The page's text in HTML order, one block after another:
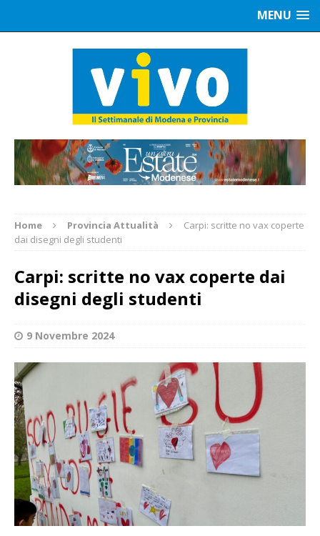
MENU
Home Provincia Attualità
Carpi: scritte no vax coperte
dai disegni degli studenti
Carpi: scritte no vax coperte dai
disegni degli studenti
9 Novembre 2024